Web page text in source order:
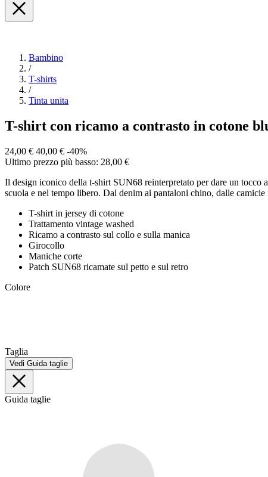
Bambino
/
T-shirts
/
Tinta unita
T-shirt con ricamo a contrasto in cotone
24,00 € 40,00 € -40%
Ultimo prezzo più basso: 28,00 €
Il design iconico della t-shirt SUN68 reinterpretato per dare un
scuola e nel tempo libero. Dal denim ai pantaloni chino, dalle
T-shirt in jersey di cotone
Trattamento vintage washed
Ricamo a contrasto sul collo e sulla manica
Girocollo
Maniche corte
Patch SUN68 ricamate sul petto e sul retro
Colore
Taglia
Vedi Guida taglie
Guida taglie